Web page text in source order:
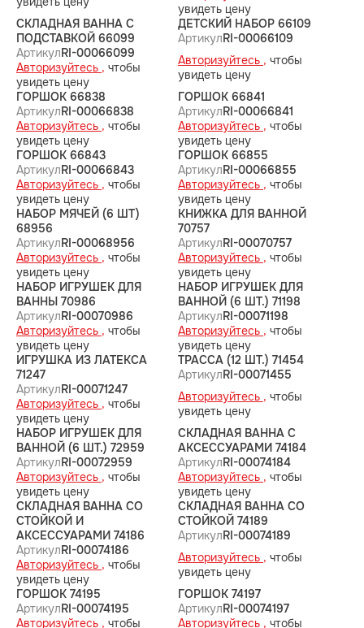
увидеть цену
СКЛАДНАЯ ВАННА С
ПОДСТАВКОЙ 66099
АртикулRI-00066099
Авторизуйтесь , чтобы
увидеть цену
ДЕТСКИЙ НАБОР 66109
АртикулRI-00066109
Авторизуйтесь , чтобы
увидеть цену
ГОРШОК 66838
АртикулRI-00066838
Авторизуйтесь , чтобы
увидеть цену
ГОРШОК 66841
АртикулRI-00066841
Авторизуйтесь , чтобы
увидеть цену
ГОРШОК 66843
АртикулRI-00066843
Авторизуйтесь , чтобы
увидеть цену
ГОРШОК 66855
АртикулRI-00066855
Авторизуйтесь , чтобы
увидеть цену
НАБОР МЯЧЕЙ (6 ШТ)
68956
АртикулRI-00068956
Авторизуйтесь , чтобы
увидеть цену
КНИЖКА ДЛЯ ВАННОЙ
70757
АртикулRI-00070757
Авторизуйтесь , чтобы
увидеть цену
НАБОР ИГРУШЕК ДЛЯ
ВАННЫ 70986
АртикулRI-00070986
Авторизуйтесь , чтобы
увидеть цену
НАБОР ИГРУШЕК ДЛЯ
ВАННОЙ (6 ШТ.) 71198
АртикулRI-00071198
Авторизуйтесь , чтобы
увидеть цену
ИГРУШКА ИЗ ЛАТЕКСА
71247
АртикулRI-00071247
Авторизуйтесь , чтобы
увидеть цену
ТРАССА (12 ШТ.) 71454
АртикулRI-00071455
Авторизуйтесь , чтобы
увидеть цену
НАБОР ИГРУШЕК ДЛЯ
ВАННОЙ (6 ШТ.) 72959
АртикулRI-00072959
Авторизуйтесь , чтобы
увидеть цену
СКЛАДНАЯ ВАННА С
АКСЕССУАРАМИ 74184
АртикулRI-00074184
Авторизуйтесь , чтобы
увидеть цену
СКЛАДНАЯ ВАННА СО
СТОЙКОЙ И
АКСЕССУАРАМИ 74186
АртикулRI-00074186
Авторизуйтесь , чтобы
увидеть цену
СКЛАДНАЯ ВАННА СО
СТОЙКОЙ 74189
АртикулRI-00074189
Авторизуйтесь , чтобы
увидеть цену
ГОРШОК 74195
АртикулRI-00074195
Авторизуйтесь , чтобы
ГОРШОК 74197
АртикулRI-00074197
Авторизуйтесь , чтобы